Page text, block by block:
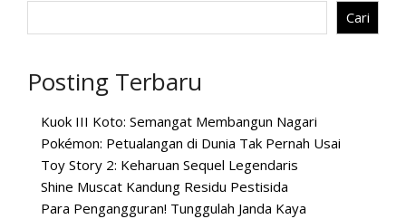
Cari
Posting Terbaru
Kuok III Koto: Semangat Membangun Nagari
Pokémon: Petualangan di Dunia Tak Pernah Usai
Toy Story 2: Keharuan Sequel Legendaris
Shine Muscat Kandung Residu Pestisida
Para Pengangguran! Tunggulah Janda Kaya